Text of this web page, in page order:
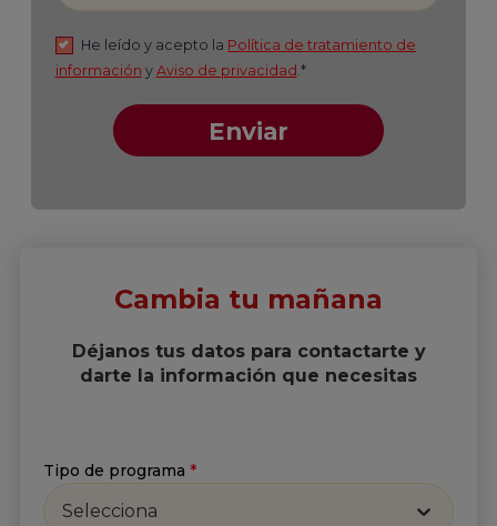
Suscríbete a nuestro
Newsletter
Recibe lo más reciente en tu correo
Apellido *
Cambia tu mañana
Déjanos tus datos para contactarte y
darte la información que necesitas
Tipo de programa *
Selecciona